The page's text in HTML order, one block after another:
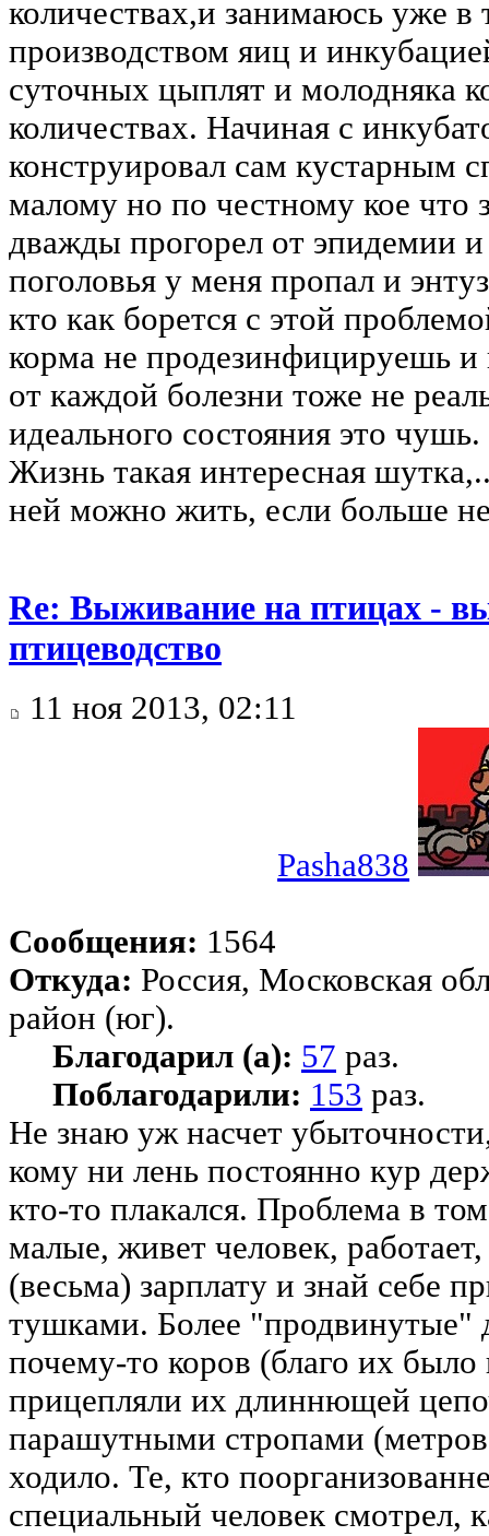
количествах,и занимаюсь уже в
производством яиц и
суточных цыплят и молодняка
количествах. Начиная с
конструировал сам кустарным
малому но по честному кое что
дважды прогорел от эпидемии и
поголовья у меня пропал и
кто как борется с этой
корма не продезинфицируешь
от каждой болезни тоже не
идеального состояния это чушь.
Жизнь такая интересная
ней можно жить, если больше
Re: Выживание на птицах -
птицеводство
11 ноя 2013, 02:11
Pasha838
Сообщения: 1564
Откуда: Россия, Московская
район (юг).
Благодарил (а): 57 раз.
Поблагодарили: 153 раз.
Не знаю уж насчет
кому ни лень постоянно кур
кто-то плакался. Проблема в
малые, живет человек,
(весьма) зарплату и знай себе
тушками. Более "продвинутые"
почему-то коров (благо их было
прицепляли их длиннющей
парашутными стропами
ходило. Те, кто
специальный человек смотрел,